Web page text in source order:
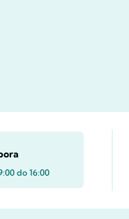
do 16:00